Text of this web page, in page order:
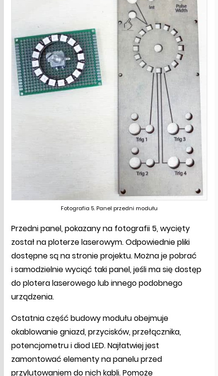
Fotografia 5. Panel przedni modułu
Przedni panel, pokazany na fotografii 5, wycięty
został na ploterze laserowym. Odpowiednie pliki
dostępne są na stronie projektu. Można je pobrać
i samodzielnie wyciąć taki panel, jeśli ma się dostęp
do plotera laserowego lub innego podobnego
urządzenia.
Ostatnia część budowy modułu obejmuje
okablowanie gniazd, przycisków, przełącznika,
potencjometru i diod LED. Najłatwiej jest
zamontować elementy na panelu przed
przylutowaniem do nich kabli. Pomoże